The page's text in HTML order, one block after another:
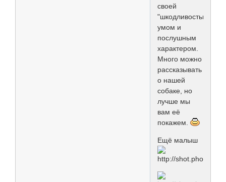
своей
"шкодливостью",
умом и
послушным
характером.
Много можно
рассказывать
о нашей
собаке, но
лучше мы
вам её
покажем.
Ещё малыш